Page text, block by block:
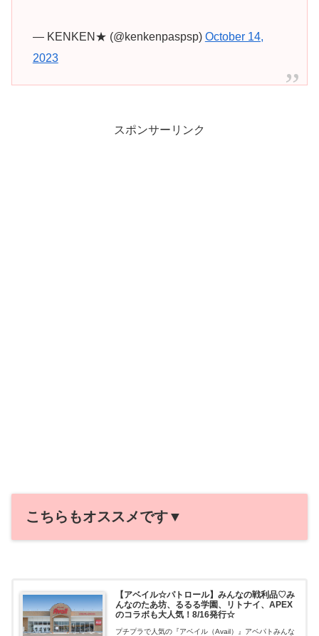
— KENKEN★ (@kenkenpaspsp) October 14,
2023
スポンサーリンク
こちらもオススメです▼
【アベイル☆パトロール】みんなの戦利品♡み
んなのたあ坊、るるる学園、リトナイ、APEX
のコラボも大人気！8/16発行☆
プチプラで人気の『アベイル（Avail）』アベパトみんな